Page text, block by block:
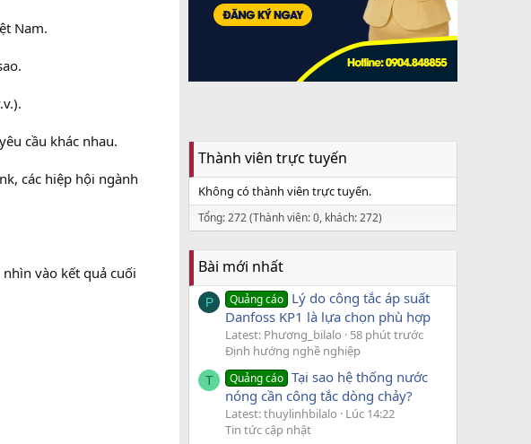
Nam.
cầu khác nhau.
các hiệp hội ngành
vào kết quả cuối
Thành viên trực tuyến
Không có thành viên trực tuyến.
Tổng: 272 (Thành viên: 0, khách: 272)
Bài mới nhất
P Quảng cáo Lý do công tắc áp suất
Danfoss KP1 là lựa chọn phù hợp
Latest: Phương_bilalo
58 phút trước
Định hướng nghề nghiệp
T Quảng cáo Tại sao hệ thống nước
nóng cần công tắc dòng chảy?
Latest: thuylinhbilalo
Lúc 14:22
Tin tức cập nhật